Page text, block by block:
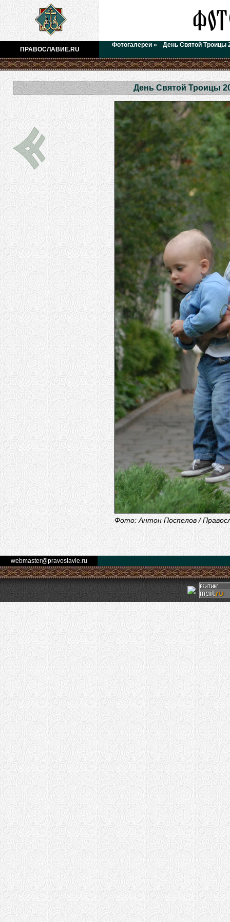
ПРАВОСЛАВИЕ.RU
Фотогалереи » День Святой Троицы
День Святой Троицы
Фото: Антон Поспелов /
webmaster@pravoslavie.ru